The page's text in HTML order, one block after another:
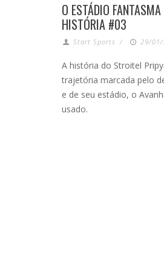
O ESTÁDIO
HISTÓRIA #03
Start Sports / 29/01/
A história do Stroitel
trajetória marcada pelo
e de seu estádio, o
usado.